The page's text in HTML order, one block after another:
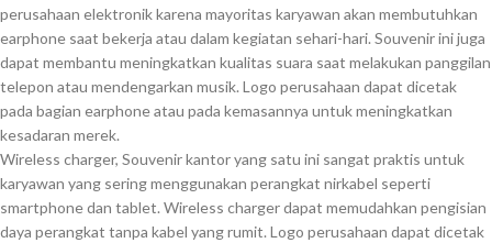
perusahaan elektronik karena mayoritas karyawan akan membutuhkan
earphone saat bekerja atau dalam kegiatan sehari-hari. Souvenir ini juga
dapat membantu meningkatkan kualitas suara saat melakukan panggilan
telepon atau mendengarkan musik. Logo perusahaan dapat dicetak
pada bagian earphone atau pada kemasannya untuk meningkatkan
kesadaran merek.
Wireless charger, Souvenir kantor yang satu ini sangat praktis untuk
karyawan yang sering menggunakan perangkat nirkabel seperti
smartphone dan tablet. Wireless charger dapat memudahkan pengisian
daya perangkat tanpa kabel yang rumit. Logo perusahaan dapat dicetak